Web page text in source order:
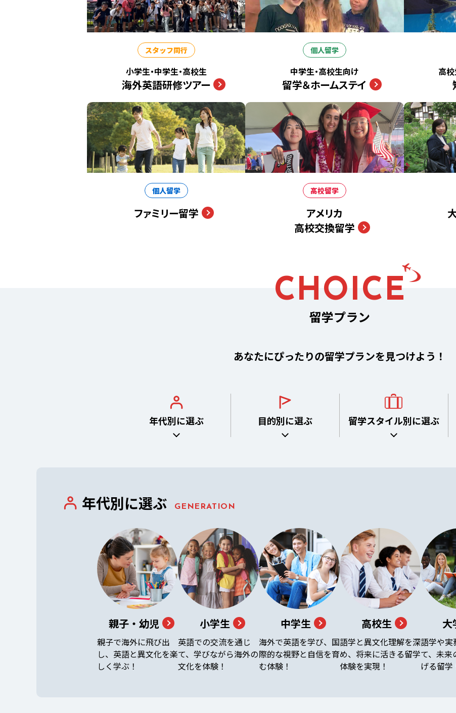
スタッフ同行
小学生・中学生・高校生
海外英語研修ツアー
個人留学
中学生・高校生向け
留学＆ホームステイ
高校
個人留学
ファミリー留学
高校留学
アメリカ
高校交換留学
CHOICE
留学プラン
あなたにぴったりの留学プランを見つけよう！
年代別に選ぶ 目的別に選ぶ 留学スタイル別に選ぶ
年代別に選ぶ GENERATION
親子・幼児
親子で海外に飛び出
し、英語と異文化を楽
しく学ぶ！
小学生
英語での交流を通じ
て、学びながら海外の
文化を体験！
中学生
海外で英語を学び、国
際的な視野と自信を育
む体験！
高校生
語学と異文化理解を深
め、将来に活きる留学
体験を実現！
大
語学や実
て、未来
げる留学